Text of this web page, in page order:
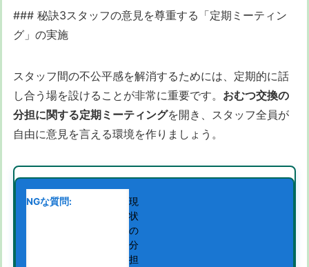
### 秘訣3スタッフの意見を尊重する「定期ミーティン
グ」の実施
スタッフ間の不公平感を解消するためには、定期的に話
し合う場を設けることが非常に重要です。 おむつ交換の
分担に関する定期ミーティングを開き、スタッフ全員が
自由に意見を言える環境を作りましょう。
現
状
の
分
担